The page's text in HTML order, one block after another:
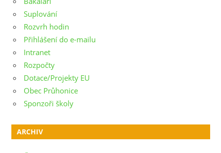
Suplování
Rozvrh hodin
Přihlášení do e-mailu
Intranet
Rozpočty
Dotace/Projekty EU
Obec Průhonice
Sponzoři školy
ARCHIV